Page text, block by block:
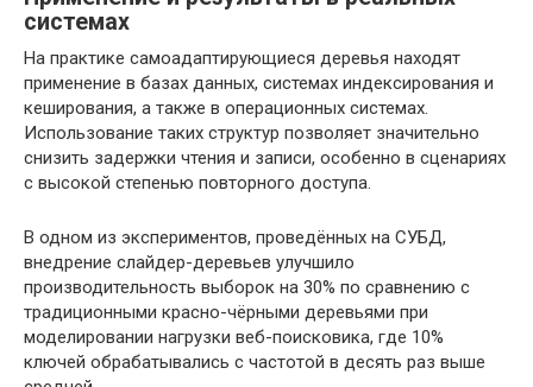
системах
На практике самоадаптирующиеся деревья находят
применение в базах данных, системах индексирования и
кеширования, а также в операционных системах.
Использование таких структур позволяет значительно
снизить задержки чтения и записи, особенно в сценариях
с высокой степенью повторного доступа.
В одном из экспериментов, проведённых на СУБД,
внедрение слайдер-деревьев улучшило
производительность выборок на 30% по сравнению с
традиционными красно-чёрными деревьями при
моделировании нагрузки веб-поисковика, где 10%
ключей обрабатывались с частотой в десять раз выше